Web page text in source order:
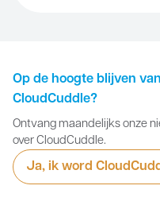
Op de hoogte blijven
CloudCuddle?
Ontvang maandelijks onze
over CloudCuddle.
Ja, ik word